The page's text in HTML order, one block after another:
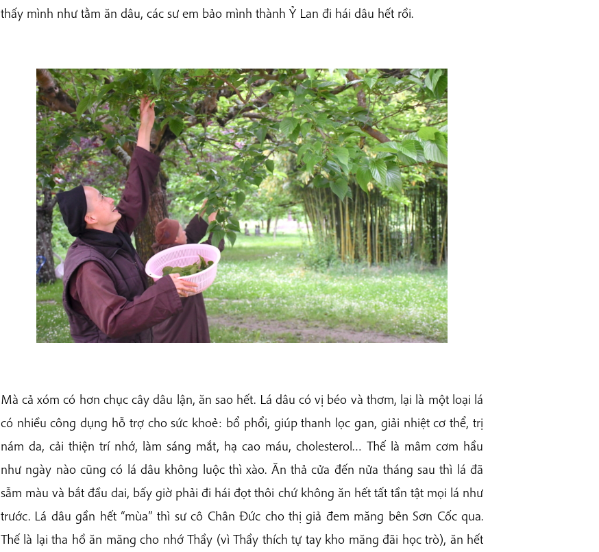
thấy mình như tằm ăn dâu, các sư em bảo mình thành Ỷ Lan đi hái dâu hết rồi.
Mà cả xóm có hơn chục cây dâu lận, ăn sao hết. Lá dâu có vị béo và thơm, lại là một loại lá
có nhiều công dụng hỗ trợ cho sức khoẻ: bổ phổi, giúp thanh lọc gan, giải nhiệt cơ thể, trị
nám da, cải thiện trí nhớ, làm sáng mắt, hạ cao máu, cholesterol… Thế là mâm cơm hầu
như ngày nào cũng có lá dâu không luộc thì xào. Ăn thả cửa đến nửa tháng sau thì lá đã
sẫm màu và bắt đầu dai, bấy giờ phải đi hái đọt thôi chứ không ăn hết tất tần tật mọi lá như
trước. Lá dâu gần hết “mùa” thì sư cô Chân Đức cho thị giả đem măng bên Sơn Cốc qua.
Thế là lại tha hồ ăn măng cho nhớ Thầy (vì Thầy thích tự tay kho măng đãi học trò), ăn hết